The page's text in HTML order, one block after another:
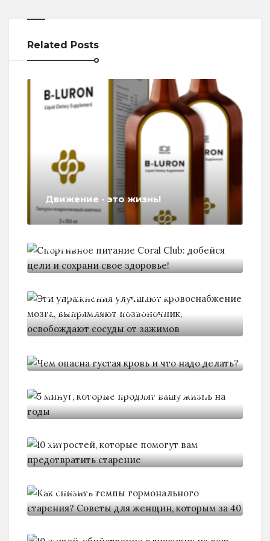
Related Posts
Движение - это жизнь!
добейся
Эти упражнения улучшают
кровоснабжение мозга,
5 минут, которые продлят вашу
вам
старения?
на